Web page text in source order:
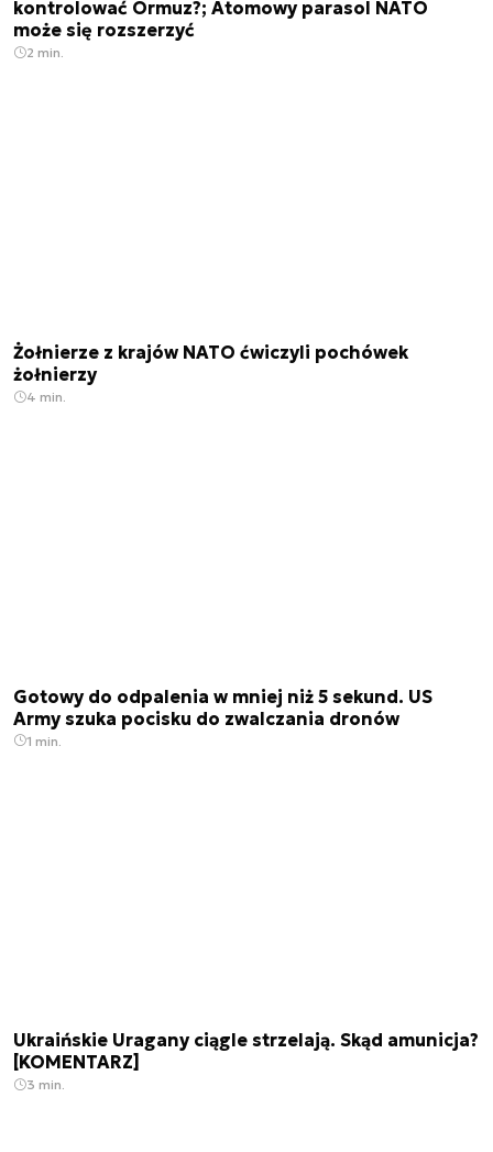
kontrolować Ormuz?; Atomowy parasol NATO
może się rozszerzyć
2 min.
Żołnierze z krajów NATO ćwiczyli pochówek
żołnierzy
4 min.
Gotowy do odpalenia w mniej niż 5 sekund. US
Army szuka pocisku do zwalczania dronów
1 min.
Ukraińskie Uragany ciągle strzelają. Skąd amunicja?
[KOMENTARZ]
3 min.